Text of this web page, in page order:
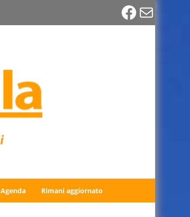
Email
Agenda Rimani aggiornato